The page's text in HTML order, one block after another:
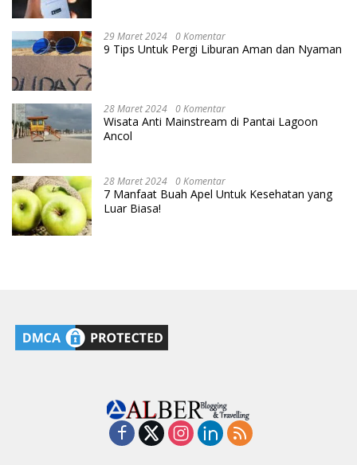
29 Maret 2024 0 Komentar
9 Tips Untuk Pergi Liburan Aman dan Nyaman
28 Maret 2024 0 Komentar
Wisata Anti Mainstream di Pantai Lagoon
Ancol
28 Maret 2024 0 Komentar
7 Manfaat Buah Apel Untuk Kesehatan yang
Luar Biasa!